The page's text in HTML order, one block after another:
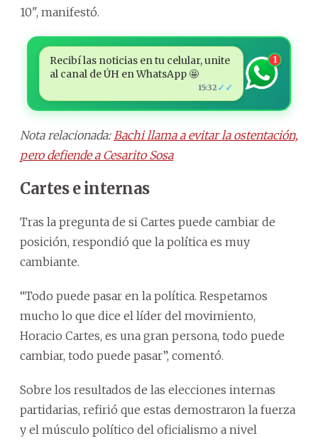
10", manifestó.
Recibí las noticias en tu celular, unite
al canal de ÚH en WhatsApp 🤩
15:32 ✓✓
1
Nota relacionada: Bachi llama a evitar la ostentación,
pero defiende a Cesarito Sosa
Cartes e internas
Tras la pregunta de si Cartes puede cambiar de
posición, respondió que la política es muy
cambiante.
“Todo puede pasar en la política. Respetamos
mucho lo que dice el líder del movimiento,
Horacio Cartes, es una gran persona, todo puede
cambiar, todo puede pasar”, comentó.
Sobre los resultados de las elecciones internas
partidarias, refirió que estas demostraron la fuerza
y el músculo político del oficialismo a nivel